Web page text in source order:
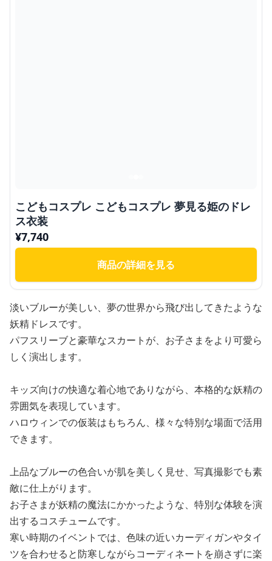
こどもコスプレ こどもコスプレ 夢見る姫のドレ
ス衣装
¥7,740
商品の詳細を見る
淡いブルーが美しい、夢の世界から飛び出してきたような
妖精ドレスです。
パフスリーブと豪華なスカートが、お子さまをより可愛ら
しく演出します。
キッズ向けの快適な着心地でありながら、本格的な妖精の
雰囲気を表現しています。
ハロウィンでの仮装はもちろん、様々な特別な場面で活用
できます。
上品なブルーの色合いが肌を美しく見せ、写真撮影でも素
敵に仕上がります。
お子さまが妖精の魔法にかかったような、特別な体験を演
出するコスチュームです。
寒い時期のイベントでは、色味の近いカーディガンやタイ
ツを合わせると防寒しながらコーディネートを崩さずに楽